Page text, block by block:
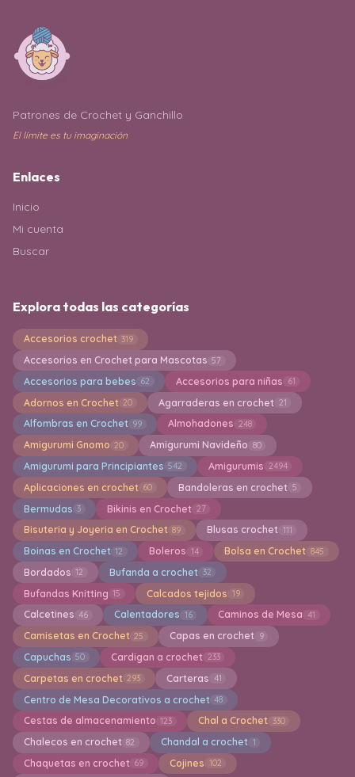
Patrones de Crochet y Ganchillo
El límite es tu imaginación
Enlaces
Inicio
Mi cuenta
Buscar
Explora todas las categorías
Accesorios crochet 319
Accesorios en Crochet para Mascotas 57
Accesorios para bebes 62 Accesorios para niñas 61
Adornos en Crochet 20 Agarraderas en crochet 21
Alfombras en Crochet 99 Almohadones 248
Amigurumi Gnomo 20 Amigurumi Navideño 80
Amigurumi para Principiantes 542 Amigurumis 2494
Aplicaciones en crochet 60 Bandoleras en crochet 5
Bermudas 3 Bikinis en Crochet 27
Bisuteria y Joyeria en Crochet 89 Blusas crochet 111
Boinas en Crochet 12 Boleros 14 Bolsa en Crochet 845
Bordados 12 Bufanda a crochet 32
Bufandas Knitting 15 Calcados tejidos 19
Calcetines 46 Calentadores 16 Caminos de Mesa 41
Camisetas en Crochet 25 Capas en crochet 9
Capuchas 50 Cardigan a crochet 233
Carpetas en crochet 293 Carteras 41
Centro de Mesa Decorativos a crochet 48
Cestas de almacenamiento 123 Chal a Crochet 330
Chalecos en crochet 82 Chandal a crochet 1
Chaquetas en crochet 69 Cojines 102